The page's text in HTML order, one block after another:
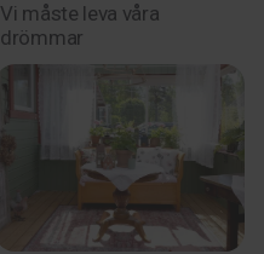
Vi måste leva våra
drömmar